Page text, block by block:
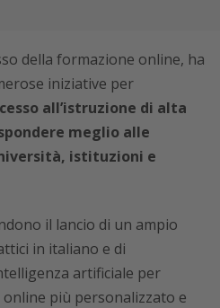
della formazione online, ha
iniziative per
all’istruzione di alta
meglio alle
istituzioni e
il lancio di un ampio
in italiano e di
artificiale per
più personalizzato e